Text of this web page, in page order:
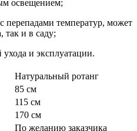
освещением;
перепадами температур, может
так и в саду;
и эксплуатации.
Натуральный ротанг
85 см
115 см
170 см
По желанию заказчика